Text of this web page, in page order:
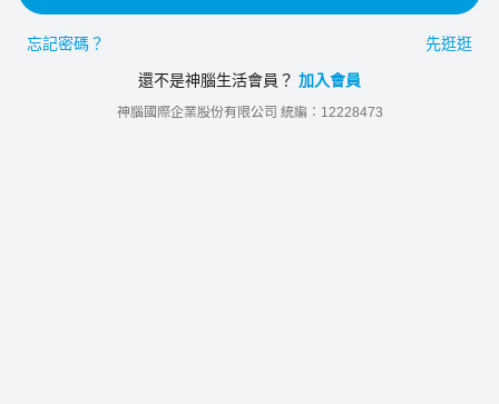
忘記密碼？ 先逛逛
還不是神腦生活會員？ 加入會員
神腦國際企業股份有限公司 統編：12228473